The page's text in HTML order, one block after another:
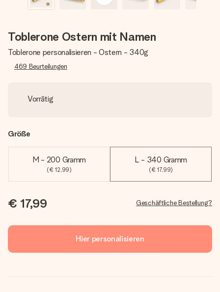
Toblerone Ostern mit Namen
Toblerone personalisieren - Ostern - 340g
469 Beurteilungen
Vorrätig
Größe
M - 200 Gramm
(€ 12,99)
L - 340 Gramm
(€ 17,99)
€ 17,99 Geschäftliche Bestellung?
Hier personalisieren